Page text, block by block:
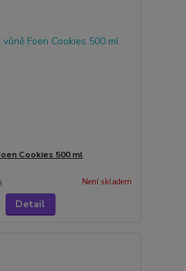
Cookies 500 ml
Není skladem
Detail